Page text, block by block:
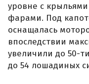
уровне с
фарами. Под
оснащалась
впоследствии
увеличили до 50-
до 54 лошадиных